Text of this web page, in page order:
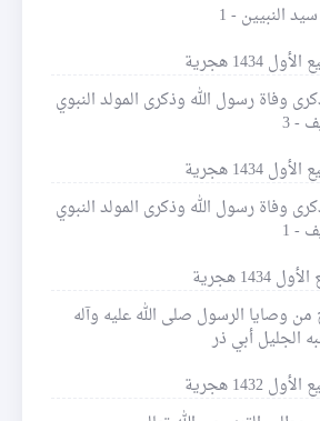
النبيين - 1
وفاة رسول الله وذكرى المولد النبوي
- 3
وفاة رسول الله وذكرى المولد النبوي
- 1
من وصايا الرسول صلى الله عليه وآله
الجليل أبي ذر